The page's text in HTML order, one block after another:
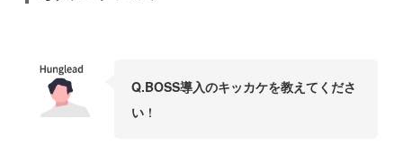
Q.BOSS導入のキッカケを教えてくださ
い ！